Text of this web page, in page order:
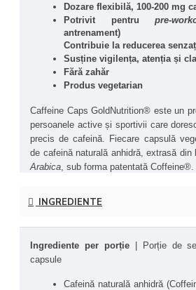
Dozare flexibilă, 100-200 mg
Potrivit pentru pre-
antrenament)
Contribuie la reducerea
Susține vigilența, atenția și
Fără zahăr
Produs vegetarian
Caffeine Caps GoldNutrition® este un
persoanele active și sportivii care
precis de cafeină. Fiecare capsulă
Arabica , sub forma patentată Coffeine®.
context sportiv și cognitiv. Studiile
care implică solicitare fizică sau
descrise apar în contextul administrării
INGREDIENTE
Ingrediente per porție | Porție de
capsule
Cafeină naturală anhidră